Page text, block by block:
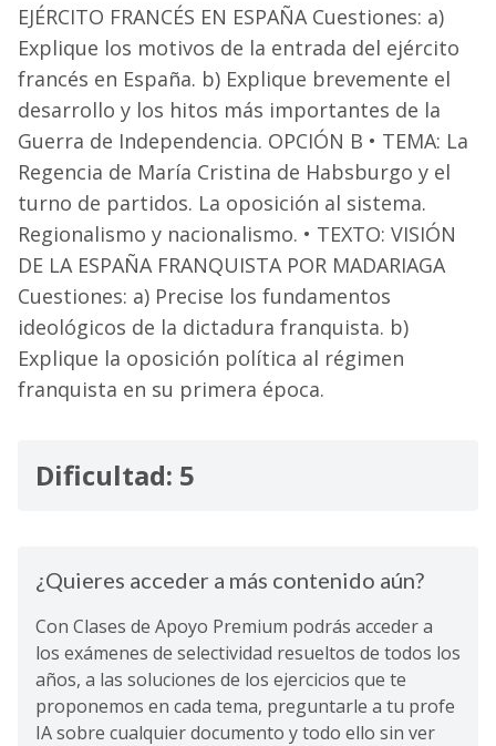
EJÉRCITO FRANCÉS EN ESPAÑA Cuestiones: a)
Explique los motivos de la entrada del ejército
francés en España. b) Explique brevemente el
desarrollo y los hitos más importantes de la
Guerra de Independencia. OPCIÓN B • TEMA: La
Regencia de María Cristina de Habsburgo y el
turno de partidos. La oposición al sistema.
Regionalismo y nacionalismo. • TEXTO: VISIÓN
DE LA ESPAÑA FRANQUISTA POR MADARIAGA
Cuestiones: a) Precise los fundamentos
ideológicos de la dictadura franquista. b)
Explique la oposición política al régimen
franquista en su primera época.
Dificultad: 5
¿Quieres acceder a más contenido aún?
Con Clases de Apoyo Premium podrás acceder a
los exámenes de selectividad resueltos de todos los
años, a las soluciones de los ejercicios que te
proponemos en cada tema, preguntarle a tu profe
IA sobre cualquier documento y todo ello sin ver